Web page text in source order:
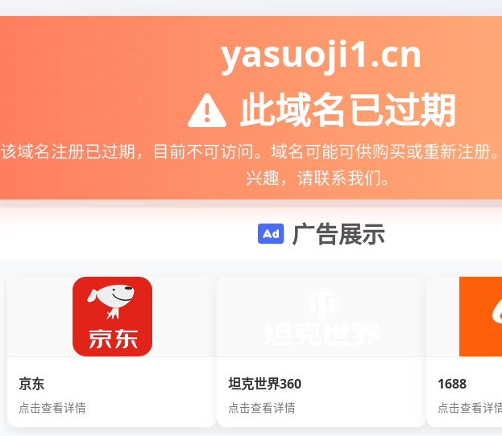
yasuoji1.cn
此域名已过期
该域名注册已过期，目前不可访问。域名可能可供购买或重新注册
兴趣，请联系我们。
广告展示
京东
点击查看详情
坦克世界360
点击查看详情
1688
点击查看详